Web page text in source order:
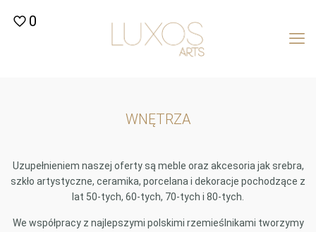
0
WNĘTRZA
Uzupełnieniem naszej oferty są meble oraz akcesoria jak srebra,
szkło artystyczne, ceramika, porcelana i dekoracje pochodzące z
lat 50-tych, 60-tych, 70-tych i 80-tych.
We współpracy z najlepszymi polskimi rzemieślnikami tworzymy